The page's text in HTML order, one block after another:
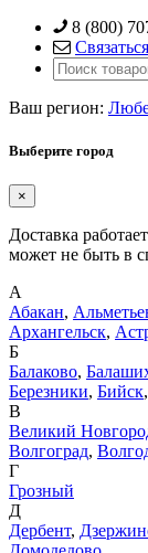
Skip
content
8 (800)
Ваш регион:
Выберите город
×
Доставка
может не быть в
А
Абакан,
Архангельск,
Б
Балаково,
Березники, Бийск,
В
Великий
Волгоград,
Г
Грозный
Д
Дербент,